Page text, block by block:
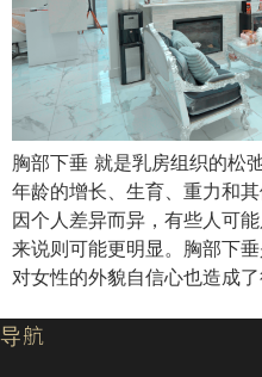
胸部下垂 就是乳房组织的松
年龄的增长、生育、重力和
因个人差异而异，有些人可
来说则可能更明显。胸部下
对女性的外貌自信心也造成了
导航